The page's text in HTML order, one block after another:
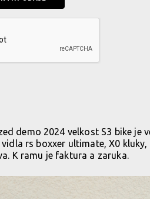
demo 2024 velkost S3 bike
rs boxxer ultimate, X0
K ramu je faktura a zaruka.